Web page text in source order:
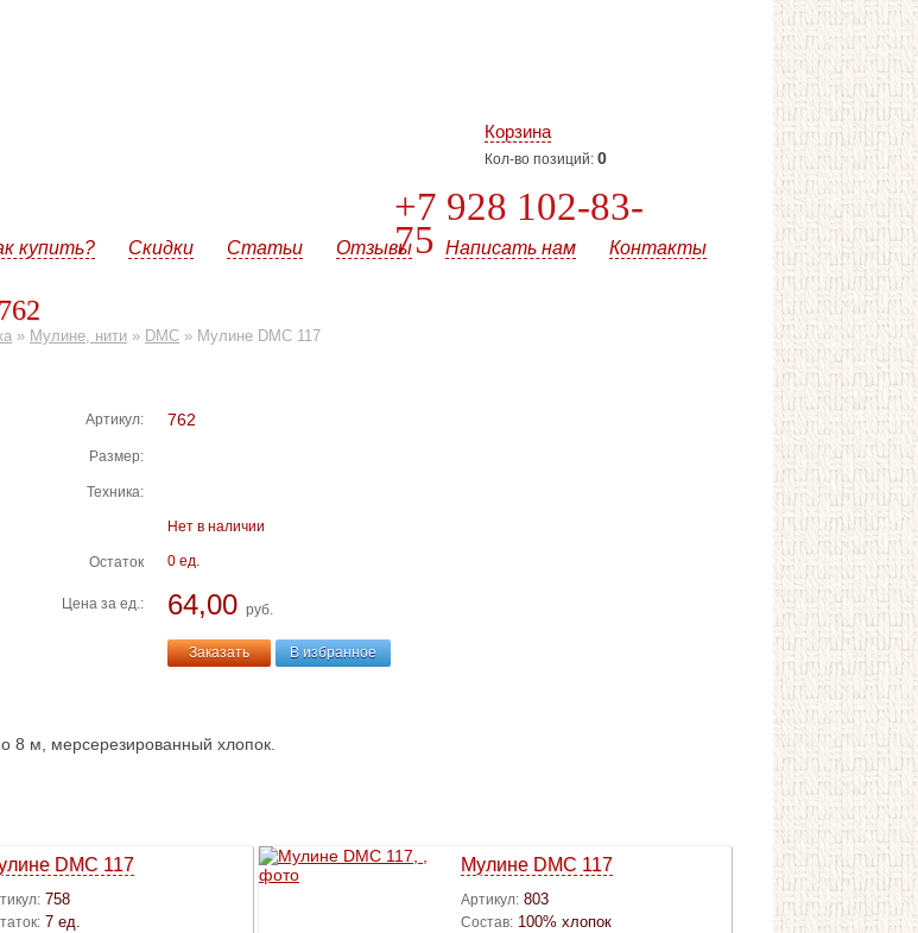
Корзина
Кол-во позиций: 0
+7 928 102-83-
75
купить? Скидки Статьи Отзывы Написать нам Контакты
» Мулине, нити » DMC » Мулине DMC 117
Артикул: 762
Размер:
Техника:
Нет в наличии
Остаток 0 ед.
Цена за ед.: 64,00 руб.
Заказать В избранное
8 м, мерсерезированный хлопок.
DMC 117
758
7 ед.
Мулине DMC 117
Артикул: 803
Состав: 100% хлопок